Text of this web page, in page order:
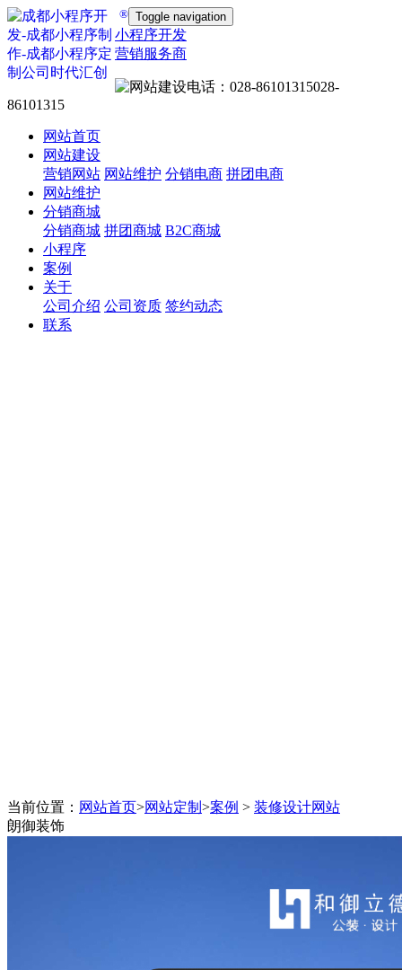
Toggle navigation
®
小程序开发
营销服务商
028-
86101315
网站首页
网站建设
营销网站 网站维护 分销电商 拼团电商
网站维护
分销商城
分销商城 拼团商城 B2C商城
小程序
案例
关于
公司介绍 公司资质 签约动态
联系
程序终身维护,一对一技术跟踪
当前位置： 网站首页>网站定制 >案例 > 装修设计网站
朗御装饰